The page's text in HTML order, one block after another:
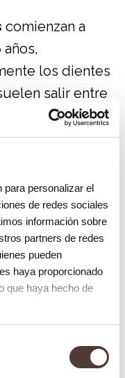
para personalizar el
de redes sociales
información sobre
partners de redes
pueden
haya proporcionado
que haya hecho de
comienzan a
los dientes
salir entre
las muelas del
los 17 y 25
de leche son
mantener una
el primer
a
de pasta